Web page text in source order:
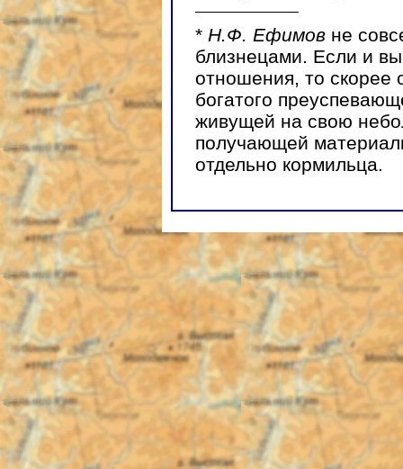
* Н.Ф. Ефимов не
близнецами. Если и
отношения, то скорее
богатого
живущей на свою
получающей
отдельно кормильца.